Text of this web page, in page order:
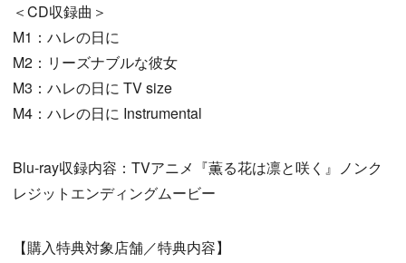
＜CD収録曲＞
M1：ハレの日に
M2：リーズナブルな彼女
M3：ハレの日に TV size
M4：ハレの日に Instrumental
Blu-ray収録内容：TVアニメ『薫る花は凛と咲く』ノンク
レジットエンディングムービー
【購入特典対象店舗／特典内容】